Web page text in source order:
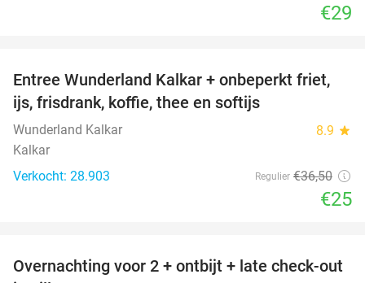
€29
32%
Entree Wunderland Kalkar + onbeperkt friet,
ijs, frisdrank, koffie, thee en softijs
Wunderland Kalkar 8.9 star
Kalkar
Verkocht: 28.903
Regulier €36,50
€25
50%
Overnachting voor 2 + ontbijt + late check-out